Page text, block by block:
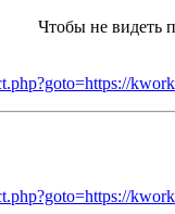
Чтобы не видеть